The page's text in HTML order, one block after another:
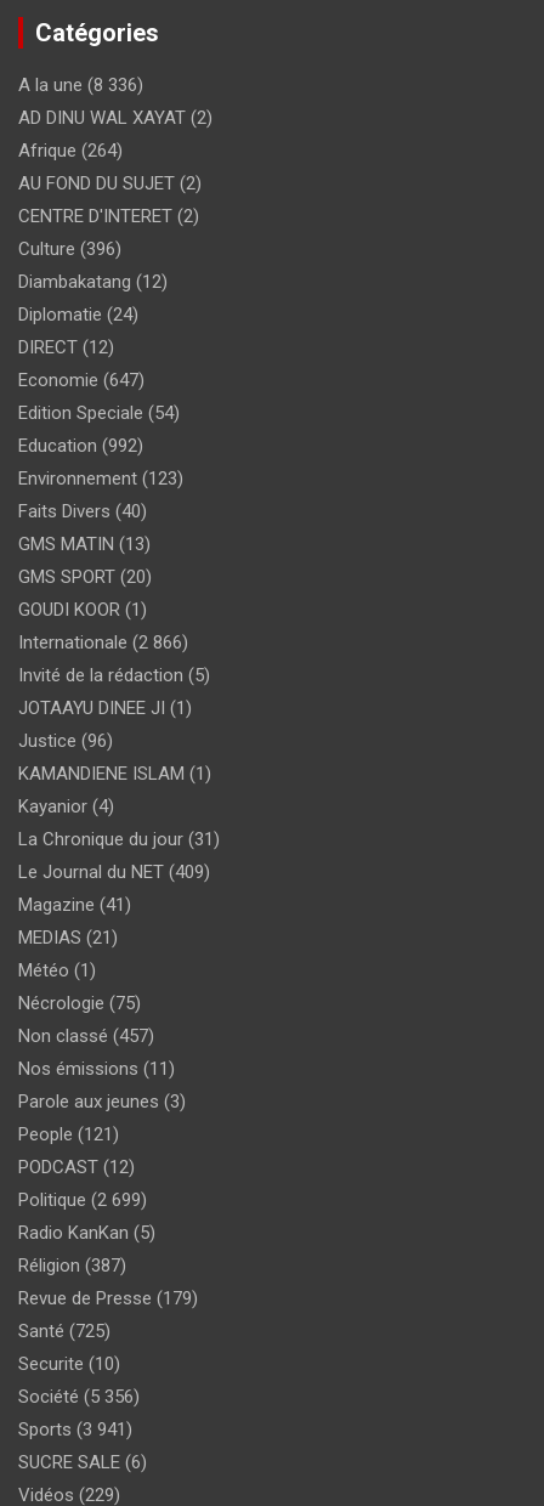
Catégories
A la une (8 336)
AD DINU WAL XAYAT (2)
Afrique (264)
AU FOND DU SUJET (2)
CENTRE D'INTERET (2)
Culture (396)
Diambakatang (12)
Diplomatie (24)
DIRECT (12)
Economie (647)
Edition Speciale (54)
Education (992)
Environnement (123)
Faits Divers (40)
GMS MATIN (13)
GMS SPORT (20)
GOUDI KOOR (1)
Internationale (2 866)
Invité de la rédaction (5)
JOTAAYU DINEE JI (1)
Justice (96)
KAMANDIENE ISLAM (1)
Kayanior (4)
La Chronique du jour (31)
Le Journal du NET (409)
Magazine (41)
MEDIAS (21)
Météo (1)
Nécrologie (75)
Non classé (457)
Nos émissions (11)
Parole aux jeunes (3)
People (121)
PODCAST (12)
Politique (2 699)
Radio KanKan (5)
Réligion (387)
Revue de Presse (179)
Santé (725)
Securite (10)
Société (5 356)
Sports (3 941)
SUCRE SALE (6)
Vidéos (229)